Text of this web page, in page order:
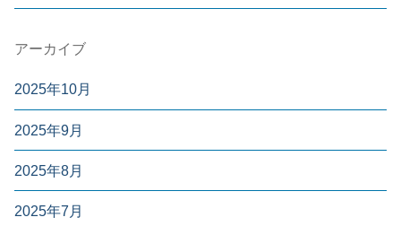
アーカイブ
2025年10月
2025年9月
2025年8月
2025年7月